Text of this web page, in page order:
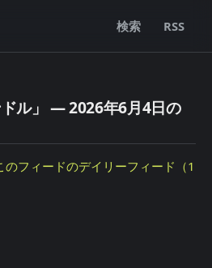
検索 RSS
ドル」 — 2026年6月4日の
のフィードのデイリーフィード（1